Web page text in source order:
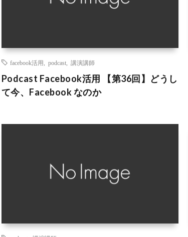
facebook活用 podcast, 講演講師
Podcast Facebook活用 【第36回】どうし
て今、Facebook なのか